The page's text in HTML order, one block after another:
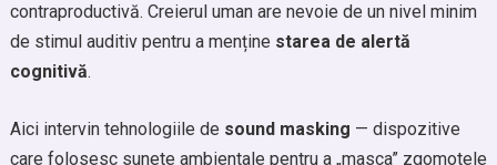
contraproductivă. Creierul uman are nevoie de un nivel minim
de stimul auditiv pentru a menține starea de alertă
cognitivă.
Aici intervin tehnologiile de sound masking — dispozitive
care folosesc sunete ambientale pentru a „masca” zgomotele